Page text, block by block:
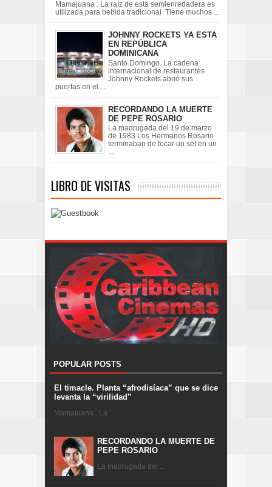
Mamajuana . La raíz de esta semienredadera es
utilizada para bebida tradicional Tiene muchos ...
JOHNNY ROCKETS YA ESTA
EN REPÚBLICA
DOMINICANA
Santo Domingo. La cadena
internacional de restaurantes
Johnny Rockets abrió sus
puertas en el ...
RECORDANDO LA MUERTE
DE PEPE ROSARIO
La madrugada del 19 de marzo
de 1983 Los Hermanos Rosario
terminaban de tocar un set en un
...
LIBRO DE VISITAS
POPULAR POSTS
El timacle. Planta “afrodisíaca” que se dice
levanta la “virilidad”
Mamajuana . La ...
RECORDANDO LA MUERTE DE
PEPE ROSARIO
La madrugada del ...